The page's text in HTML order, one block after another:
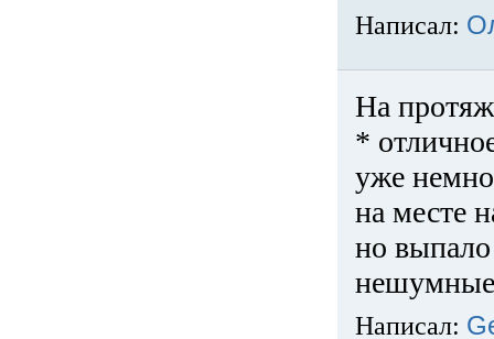
Написал:
На
*
уже
на месте
но
нешумные
Написал: